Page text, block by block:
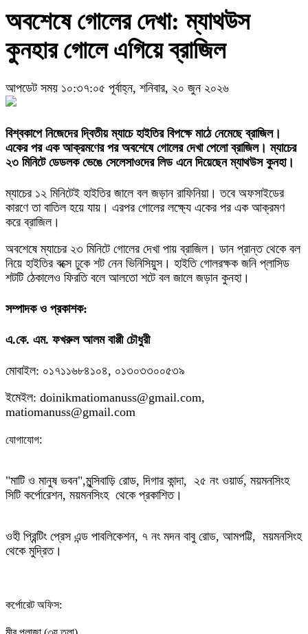
অবশেষে গোলের দেখা: ম্যাথউস
কুনহার গোলে এগিয়ে ব্রাজিল
আপডেট সময় ১০:৩৭:০৫ পূর্বাহ্ন, শনিবার, ২০ জুন ২০২৬
বিশ্বকাপে নিজেদের দ্বিতীয় ম্যাচে হাইতির বিপক্ষে মাঠে নেমেছে ব্রাজিল।
একের পর এক আক্রমণের পর অবশেষে গোলের দেখা পেলো ব্রাজিল। ম্যাচের
২৩ মিনিটে ডেডলক ভেঙে সেলেসাওদের লিড এনে দিয়েছেন ম্যাথউস কুনহা।
ম্যাচের ১২ মিনিটেই হাইতির জালে বল জড়ান রাফিনিয়া। তবে অফসাইডের
কারণে তা বাতিল হয়ে যায়। এরপর গোলের লক্ষ্যে একের পর এক আক্রমণ
করে ব্রাজিল।
অবশেষে ম্যাচের ২৩ মিনিটে গোলের দেখা পায় ব্রাজিল। ডান প্রান্ত থেকে বল
নিয়ে হাইতির বক্সে ঢুকে শট নেন ভিনিসিয়ুস। হাইতি গোলরক্ষক জনি প্লাসিড
শটটি ঠেকালেও ফিরতি বলে আলতো শটে বল জালে জড়ান কুনহা।
সম্পাদক ও প্রকাশক:
এ.কে. এম. ফখরুল আলম বাপ্পী চৌধুরী
মোবাইল: ০১৭১১৬৮৪১০৪, ০১৩০৩৩০০৫৩৯
ইমেইল: doinikmatiomanuss@gmail.com,
matiomanuss@gmail.com
যোগাযোগ:
"মাটি ও মানুষ ভবন",মুন্সিবাড়ি রোড, দিগার কান্দা, ২৫ নং ওয়ার্ড, ময়মনসিংহ
সিটি কর্পোরেশন, ময়মনসিংহ থেকে প্রকাশিত।
ওহী প্রিন্টিং প্রেস এন্ড পাবলিকেশন, ৭ নং মদন বাবু রোড, আমপট্টি, ময়মনসিংহ
থেকে মুদ্রিত।
কর্পোরেট অফিস: